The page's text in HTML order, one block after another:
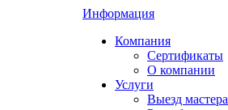
Информация
Компания
Сертификаты
О компании
Услуги
Выезд